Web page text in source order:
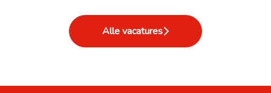
Alle vacatures